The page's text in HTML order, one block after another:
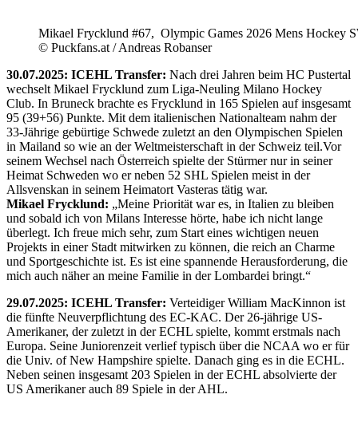
Mikael Frycklund #67, Olympic Games 2026 Mens Hockey
© Puckfans.at / Andreas Robanser
30.07.2025: ICEHL Transfer: Nach drei Jahren beim HC Pustertal
wechselt Mikael Frycklund zum Liga-Neuling Milano Hockey
Club. In Bruneck brachte es Frycklund in 165 Spielen auf insgesamt
95 (39+56) Punkte. Mit dem italienischen Nationalteam nahm der
33-Jährige gebürtige Schwede zuletzt an den Olympischen Spielen
in Mailand so wie an der Weltmeisterschaft in der Schweiz teil.Vor
seinem Wechsel nach Österreich spielte der Stürmer nur in seiner
Heimat Schweden wo er neben 52 SHL Spielen meist in der
Allsvenskan in seinem Heimatort Vasteras tätig war.
Mikael Frycklund: „Meine Priorität war es, in Italien zu bleiben
und sobald ich von Milans Interesse hörte, habe ich nicht lange
überlegt. Ich freue mich sehr, zum Start eines wichtigen neuen
Projekts in einer Stadt mitwirken zu können, die reich an Charme
und Sportgeschichte ist. Es ist eine spannende Herausforderung, die
mich auch näher an meine Familie in der Lombardei bringt.“
29.07.2025: ICEHL Transfer: Verteidiger William MacKinnon ist
die fünfte Neuverpflichtung des EC-KAC. Der 26-jährige US-
Amerikaner, der zuletzt in der ECHL spielte, kommt erstmals nach
Europa. Seine Juniorenzeit verlief typisch über die NCAA wo er für
die Univ. of New Hampshire spielte. Danach ging es in die ECHL.
Neben seinen insgesamt 203 Spielen in der ECHL absolvierte der
US Amerikaner auch 89 Spiele in der AHL.